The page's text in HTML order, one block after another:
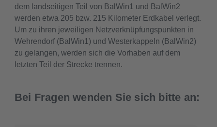
dem landseitigen Teil von BalWin1 und BalWin2
werden etwa 205 bzw. 215 Kilometer Erdkabel verlegt.
Um zu ihren jeweiligen Netzverknüpfungspunkten in
Wehrendorf (BalWin1) und Westerkappeln (BalWin2)
zu gelangen, werden sich die Vorhaben auf dem
letzten Teil der Strecke trennen.
Bei Fragen wenden Sie sich bitte an: